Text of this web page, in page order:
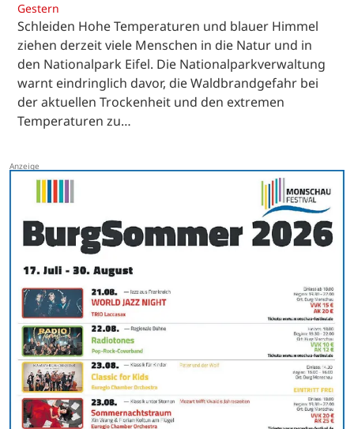
Gestern
Schleiden Hohe Temperaturen und blauer Himmel
ziehen derzeit viele Menschen in die Natur und in
den Nationalpark Eifel. Die Nationalparkverwaltung
warnt eindringlich davor, die Waldbrandgefahr bei
der aktuellen Trockenheit und den extremen
Temperaturen zu…